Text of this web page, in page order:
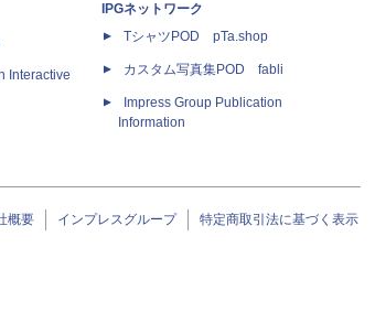
Interactive
IPGネットワーク
TシャツPOD pTa.shop
カスタム写真集POD fabli
Impress Group Publication
Information
概要 インプレスグループ 特定商取引法に基づく表示